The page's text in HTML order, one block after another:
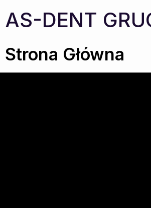
AS-DENT
Strona Główna